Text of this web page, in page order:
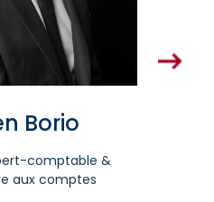
Borio
comptable &
aux comptes